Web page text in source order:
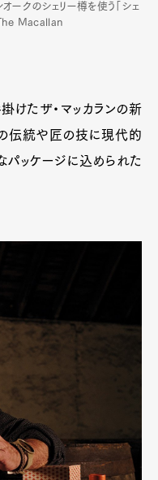
Gourmet
Lifestyle
クのシェリー樽を使う「シェ
Macallan
けたザ・マッカランの新
の伝統や匠の技に現代的
パッケージに込められた